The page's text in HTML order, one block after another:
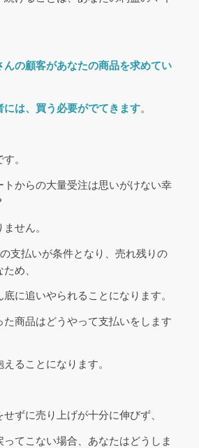
んの顧客があなたの商品を求めてい
には、買う必要がでてきます。
。
トからの大量受注は思いがけない幸
せん。
支払いが条件となり、売れ残りの
め、
に追いやられることになります。
商品はどうやって支払いをします
ることになります。
ずに売り上げが十分に伸びず、
てこない場合、あなたはどうしま